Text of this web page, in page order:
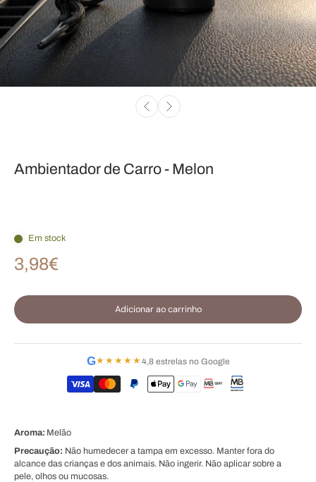
Ambientador de Carro - Melon
Em stock
3,98€
Adicionar ao carrinho
G★★★★★4,8 estrelas no Google
Aroma: Melão
Precaução: Não humedecer a tampa em excesso. Manter fora do
alcance das crianças e dos animais. Não ingerir. Não aplicar sobre a
pele, olhos ou mucosas.